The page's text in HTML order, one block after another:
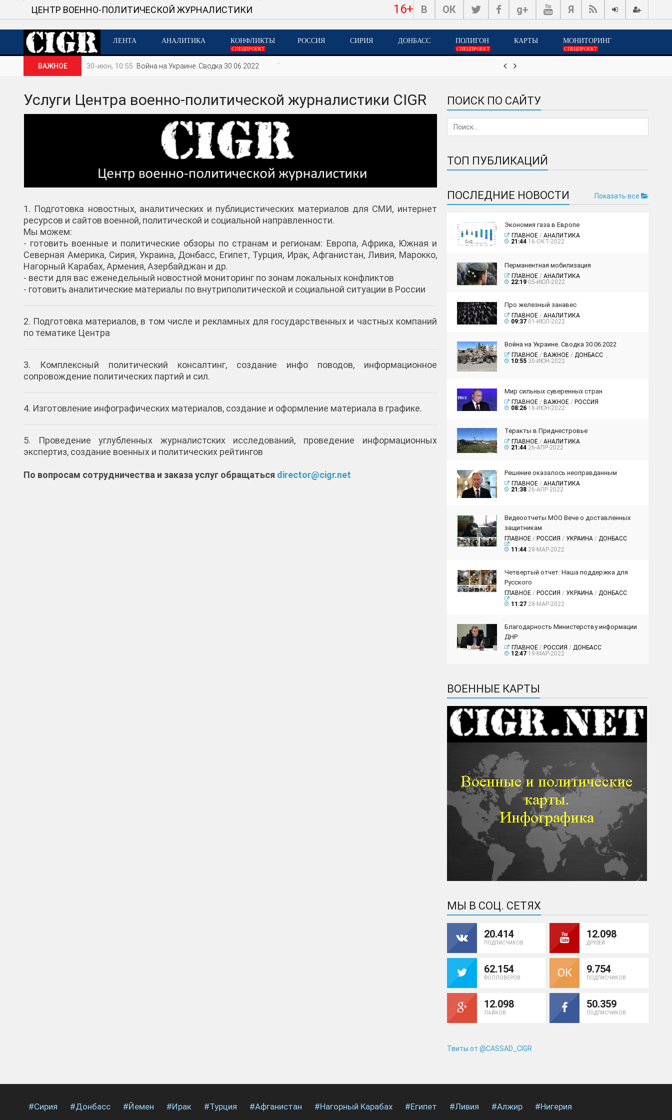
ЦЕНТР ВОЕННО-ПОЛИТИЧЕСКОЙ ЖУРНАЛИСТИКИ 16+ В ОК g+ Я
ЛЕНТА АНАЛИТИКА КОНФЛИКТЫ
СПЕЦПРОЕКТ
РОССИЯ СИРИЯ ДОНБАСС ПОЛИГОН
СПЕЦПРОЕКТ
КАРТЫ МОНИТОРИНГ
СПЕЦПРОЕКТ
ВАЖНОЕ 30-июн, 10:55 Война на Украине. Сводка 30.06.2022  
Услуги Центра военно-политической журналистики CIGR
1. Подготовка новостных, аналитических и публицистических материалов для СМИ, интернет
ресурсов и сайтов военной, политической и социальной направленности.
Мы можем:
- готовить военные и политические обзоры по странам и регионам: Европа, Африка, Южная и
Северная Америка, Сирия, Украина, Донбасс, Египет, Турция, Ирак, Афганистан, Ливия, Марокко,
Нагорный Карабах, Армения, Азербайджан и др.
- вести для вас еженедельный новостной мониторинг по зонам локальных конфликтов
- готовить аналитические материалы по внутриполитической и социальной ситуации в России
2. Подготовка материалов, в том числе и рекламных для государственных и частных компаний
по тематике Центра
3. Комплексный политический консалтинг, создание инфо поводов, информационное
сопровождение политических партий и сил.
4. Изготовление инфографических материалов, создание и оформление материала в графике.
5. Проведение углубленных журналистских исследований, проведение информационных
экспертиз, создание военных и политических рейтингов
По вопросам сотрудничества и заказа услуг обращаться director@cigr.net
ПОИСК ПО САЙТУ
ТОП ПУБЛИКАЦИЙ
ПОСЛЕДНИЕ НОВОСТИ Показать все
Экономия газа в Европе
ГЛАВНОЕ/ АНАЛИТИКА
21:4416-ОКТ-2022
Перманентная мобилизация
ГЛАВНОЕ/ АНАЛИТИКА
22:1905-ИЮЛ-2022
Про железный занавес
ГЛАВНОЕ/ АНАЛИТИКА
09:3701-ИЮЛ-2022
Война на Украине. Сводка 30.06.2022
ГЛАВНОЕ/ ВАЖНОЕ/ ДОНБАСС
10:5530-ИЮН-2022
Мир сильных суверенных стран
ГЛАВНОЕ/ ВАЖНОЕ/ РОССИЯ
08:2618-ИЮН-2022
Теракты в Приднестровье
ГЛАВНОЕ/ АНАЛИТИКА
21:4426-АПР-2022
Решение оказалось неоправданным
ГЛАВНОЕ/ АНАЛИТИКА
21:3826-АПР-2022
Видеоотчеты МОО Вече о доставленных
защитникам
ГЛАВНОЕ/ РОССИЯ / УКРАИНА/ ДОНБАСС
11:4428-МАР-2022
Четвертый отчет: Наша поддержка для
Русского
ГЛАВНОЕ/ РОССИЯ / УКРАИНА/ ДОНБАСС
11:2728-МАР-2022
Благодарность Министерству информации
ДНР
ГЛАВНОЕ/ РОССИЯ / ДОНБАСС
12:4719-МАР-2022
ВОЕННЫЕ КАРТЫ
МЫ В СОЦ. СЕТЯХ
20.414
ПОДПИСЧИКОВ
12.098
ДРУЗЕЙ
62.154
ФОЛЛОВЕРОВ ОК 9.754
ПОДПИСЧИКОВ
12.098
ЛАЙКОВ
50.359
ПОДПИСЧИКОВ
Твиты от @CASSAD_CIGR
#Сирия #Донбасс #Йемен #Ирак #Турция #Афганистан #Нагорный Карабах #Египет #Ливия #Алжир #Нигерия